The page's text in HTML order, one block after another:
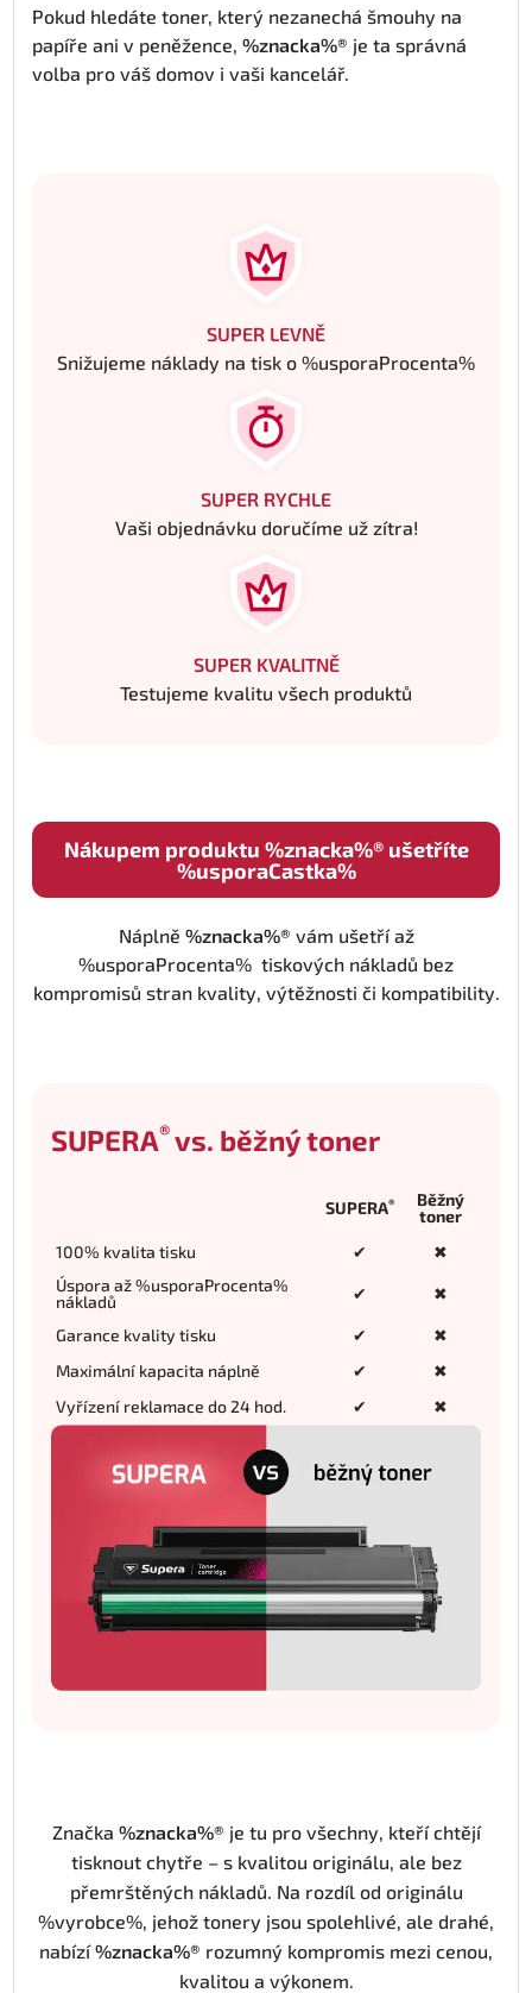
Pokud hledáte toner, který nezanechá šmouhy na
papíře ani v peněžence, %znacka%® je ta správná
volba pro váš domov i vaši kancelář.
SUPER LEVNĚ
Snižujeme náklady na tisk o %usporaProcenta%
SUPER RYCHLE
Vaši objednávku doručíme už zítra!
SUPER KVALITNĚ
Testujeme kvalitu všech produktů
Nákupem produktu %znacka%® ušetříte
%usporaCastka%
Náplně %znacka%® vám ušetří až
%usporaProcenta% tiskových nákladů bez
kompromisů stran kvality, výtěžnosti či kompatibility.
SUPERA®vs. běžný toner
SUPERA®
Běžný
toner
100% kvalita tisku
✔
✖
Úspora až %usporaProcenta%
nákladů
✔ ✖
Garance kvality tisku ✔
✖
Maximální kapacita náplně
✔
✖
Vyřízení reklamace do 24 hod.
✔ ✖
Značka %znacka%® je tu pro všechny, kteří chtějí
tisknout chytře – s kvalitou originálu, ale bez
přemrštěných nákladů. Na rozdíl od originálu
%vyrobce%, jehož tonery jsou spolehlivé, ale drahé,
nabízí%znacka%® rozumný kompromis mezi cenou,
kvalitou a výkonem.